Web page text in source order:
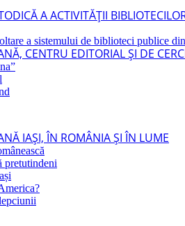
A ACTIVITĂŢII
a sistemului de biblioteci publice
CENTRU EDITORIAL ŞI DE
IAŞI, ÎN ROMÂNIA ŞI ÎN LUME
pretutindeni